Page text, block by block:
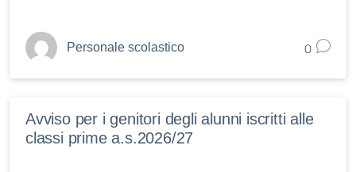
Personale scolastico 0
Avviso per i genitori degli alunni iscritti alle
classi prime a.s.2026/27